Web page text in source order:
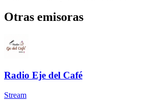
Otras emisoras
Radio Eje del Café
Stream